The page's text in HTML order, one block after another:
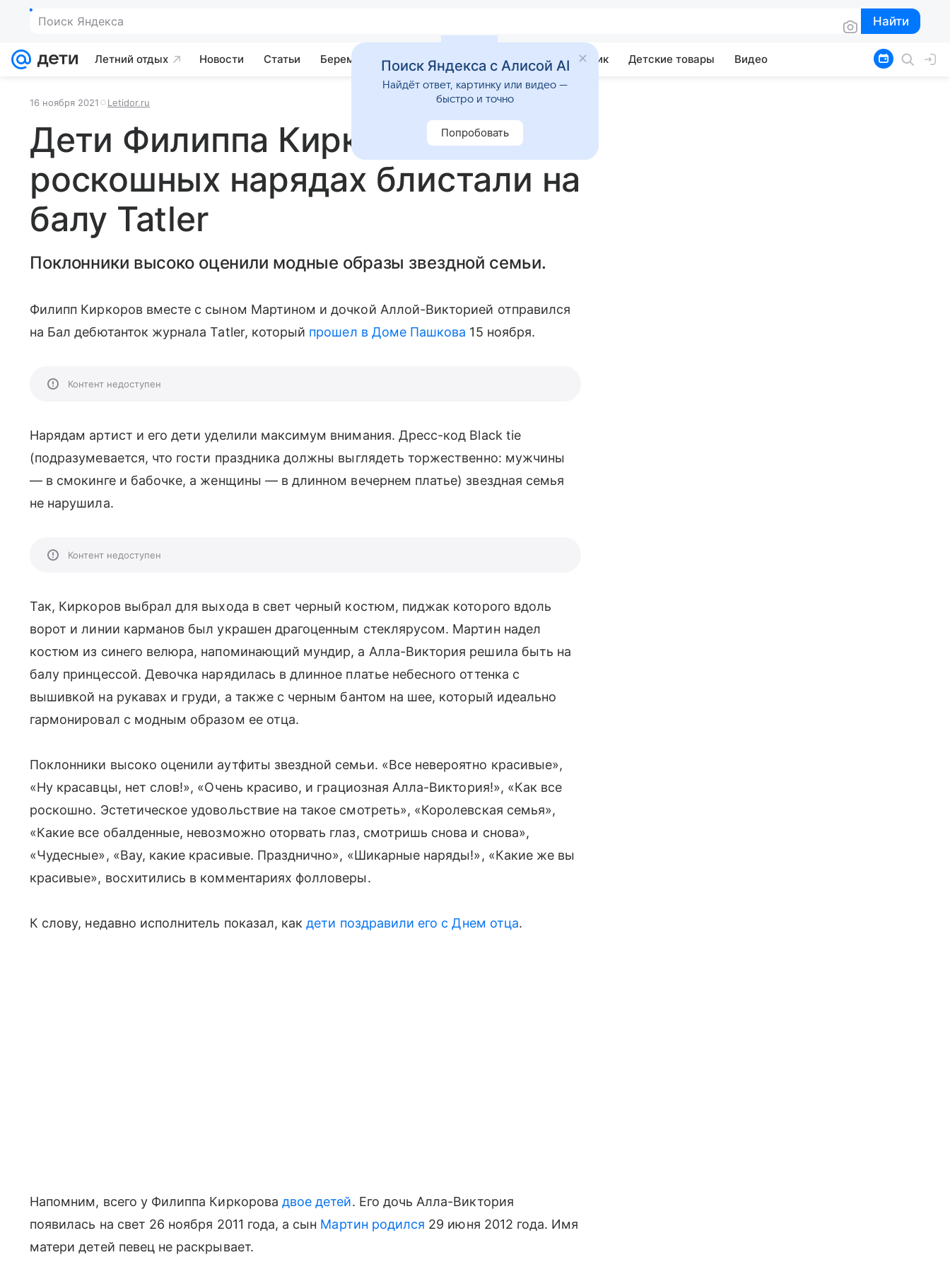
Поиск Яндекса Найти
Найти
Летний отдых Новости Статьи Беременность Развитие Почемучка Учебник Детские товары Видео
16 ноября 2021 Letidor.ru
Дети Филиппа Киркорова в
роскошных нарядах блистали на
балу Tatler
Поклонники высоко оценили модные образы звездной семьи.
Филипп Киркоров вместе с сыном Мартином и дочкой Аллой-Викторией отправился
на Бал дебютанток журнала Tatler, который прошел в Доме Пашкова 15 ноября.
Контент недоступен
Нарядам артист и его дети уделили максимум внимания. Дресс-код Black tie
(подразумевается, что гости праздника должны выглядеть торжественно: мужчины
— в смокинге и бабочке, а женщины — в длинном вечернем платье) звездная семья
не нарушила.
Контент недоступен
Так, Киркоров выбрал для выхода в свет черный костюм, пиджак которого вдоль
ворот и линии карманов был украшен драгоценным стеклярусом. Мартин надел
костюм из синего велюра, напоминающий мундир, а Алла-Виктория решила быть на
балу принцессой. Девочка нарядилась в длинное платье небесного оттенка с
вышивкой на рукавах и груди, а также с черным бантом на шее, который идеально
гармонировал с модным образом ее отца.
Поклонники высоко оценили аутфиты звездной семьи. «Все невероятно красивые»,
«Ну красавцы, нет слов!», «Очень красиво, и грациозная Алла-Виктория!», «Как все
роскошно. Эстетическое удовольствие на такое смотреть», «Королевская семья»,
«Какие все обалденные, невозможно оторвать глаз, смотришь снова и снова»,
«Чудесные», «Вау, какие красивые. Празднично», «Шикарные наряды!», «Какие же вы
красивые», восхитились в комментариях фолловеры.
К слову, недавно исполнитель показал, какдети поздравили его с Днем отца.
Напомним, всего у Филиппа Киркорова двое детей. Его дочь Алла-Виктория
появилась на свет 26 ноября 2011 года, а сын Мартин родился 29 июня 2012 года. Имя
матери детей певец не раскрывает.
Поиск Яндекса с Алисой AI
Найдёт ответ, картинку или видео —
быстро и точно
Попробовать